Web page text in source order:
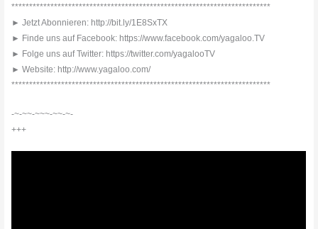
*************************************************************************
► Jetzt Abonnieren: http://bit.ly/1E8SxTX
► Finde uns auf Facebook: https://www.facebook.com/yagaloo.TV
► Folge uns auf Twitter: https://twitter.com/yagalooTV
► Website: http://www.yagaloo.com/
*************************************************************************
-~-~~-~~~-~~-~-
+++